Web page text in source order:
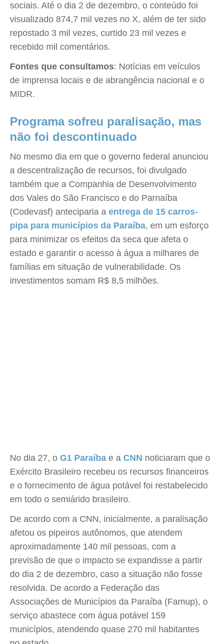
sociais. Até o dia 2 de dezembro, o conteúdo foi
visualizado 874,7 mil vezes no X, além de ter sido
repostado 3 mil vezes, curtido 23 mil vezes e
recebido mil comentários.
Fontes que consultamos: Notícias em veículos
de imprensa locais e de abrangência nacional e o
MIDR.
Programa sofreu paralisação, mas
não foi descontinuado
No mesmo dia em que o governo federal anunciou
a descentralização de recursos, foi divulgado
também que a Companhia de Desenvolvimento
dos Vales do São Francisco e do Parnaíba
(Codevasf) anteciparia a entrega de 15 carros-
pipa para municípios da Paraíba, em um esforço
para minimizar os efeitos da seca que afeta o
estado e garantir o acesso à água a milhares de
famílias em situação de vulnerabilidade. Os
investimentos somam R$ 8,5 milhões.
No dia 27, o G1 Paraíba e a CNN noticiaram que o
Exército Brasileiro recebeu os recursos financeiros
e o fornecimento de água potável foi restabelecido
em todo o semiárido brasileiro.
De acordo com a CNN, inicialmente, a paralisação
afetou os pipeiros autônomos, que atendem
aproximadamente 140 mil pessoas, com a
previsão de que o impacto se expandisse a partir
do dia 2 de dezembro, caso a situação não fosse
resolvida. De acordo a Federação das
Associações de Municípios da Paraíba (Famup), o
serviço abastece com água potável 159
municípios, atendendo quase 270 mil habitantes